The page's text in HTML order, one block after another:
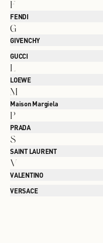
F
FENDI
G
GIVENCHY
GUCCI
LOEWE
M
Maison Margiela
P
PRADA
S
SAINT LAURENT
V
VALENTINO
VERSACE